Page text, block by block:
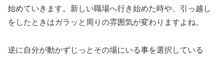
始めていきます。新しい職場へ行き始めた時や、引っ越し
をしたときはガラッと周りの雰囲気が変わりますよね。
逆に自分が動かずじっとその場にいる事を選択している